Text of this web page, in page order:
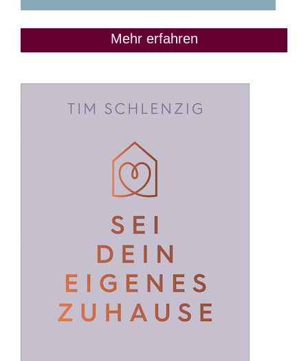
Mehr erfahren